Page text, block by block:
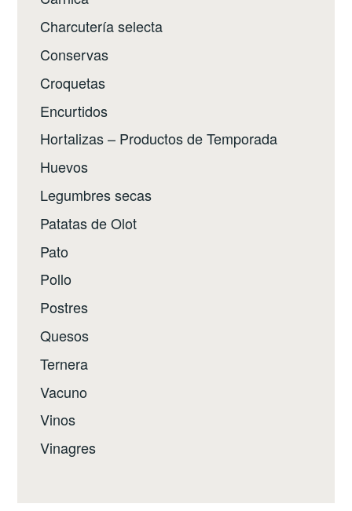
Charcutería selecta
Conservas
Croquetas
Encurtidos
Hortalizas – Productos de Temporada
Huevos
Legumbres secas
Patatas de Olot
Pato
Pollo
Postres
Quesos
Ternera
Vacuno
Vinos
Vinagres